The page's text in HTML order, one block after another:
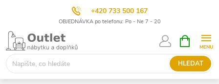
+420 733 500 167
OBJEDNÁVKA po telefonu: Po - Ne 7 - 20
Přejít
obsah
HLEDAT
NÁKUPNÍ
KOŠÍK